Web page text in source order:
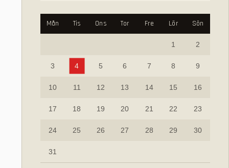
Mån Tis Ons Tor Fre Lör Sön
1 2
3 4 5 6 7 8 9
10 11 12 13 14 15 16
17 18 19 20 21 22 23
24 25 26 27 28 29 30
31